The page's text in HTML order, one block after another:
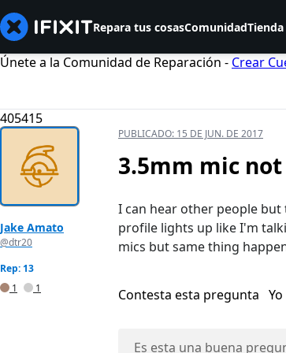
Repara tus cosasComunidadTienda
Únete a la Comunidad de Reparación - Crear
405415
Jake Amato
@dtr20
Rep: 13
1
1
PUBLICADO: 15 DE JUN. DE 2017
3.5mm mic
I can hear other people
profile lights up like I'm
mics but same thing
Contesta esta pregunta
Es esta una buena